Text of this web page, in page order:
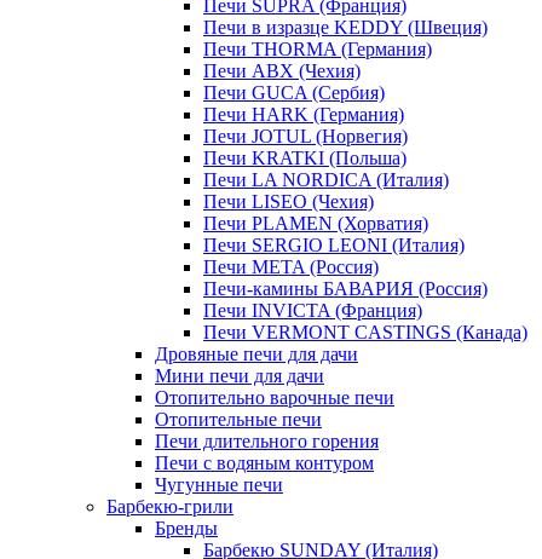
Печи SUPRA (Франция)
Печи в изразце KEDDY (Швеция)
Печи THORMA (Германия)
Печи ABX (Чехия)
Печи GUCA (Сербия)
Печи HARK (Германия)
Печи JOTUL (Норвегия)
Печи KRATKI (Польша)
Печи LA NORDICA (Италия)
Печи LISEO (Чехия)
Печи PLAMEN (Хорватия)
Печи SERGIO LEONI (Италия)
Печи META (Россия)
Печи-камины БАВАРИЯ (Россия)
Печи INVICTA (Франция)
Печи VERMONT CASTINGS (Канада)
Дровяные печи для дачи
Мини печи для дачи
Отопительно варочные печи
Отопительные печи
Печи длительного горения
Печи с водяным контуром
Чугунные печи
Барбекю-грили
Бренды
Барбекю SUNDAY (Италия)